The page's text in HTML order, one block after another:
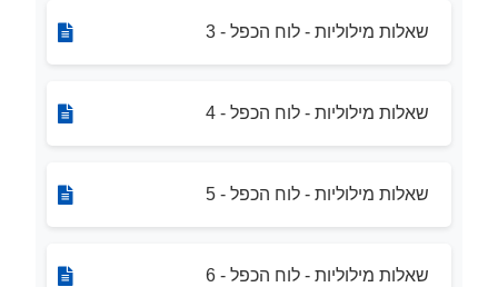
שאלות מילוליות - לוח הכפל - 3
שאלות מילוליות - לוח הכפל - 4
שאלות מילוליות - לוח הכפל - 5
שאלות מילוליות - לוח הכפל - 6